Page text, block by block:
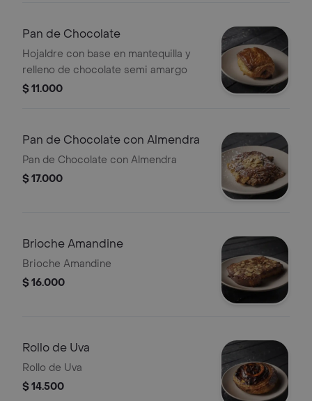
Pan de Chocolate
Hojaldre con base en mantequilla y
relleno de chocolate semi amargo
$ 11.000
Pan de Chocolate con Almendra
Pan de Chocolate con Almendra
$ 17.000
Brioche Amandine
Brioche Amandine
$ 16.000
Rollo de Uva
Rollo de Uva
$ 14.500